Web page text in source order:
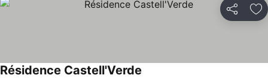
Partilhar
Résidence Castell'Verde